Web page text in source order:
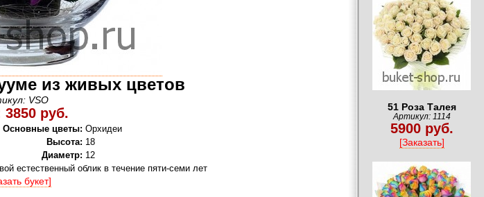
из живых цветов
VSO
3850 руб.
Основные цветы: Орхидеи
Высота: 18
Диаметр: 12
естественный облик в течение пяти-семи лет
букет]
51 Роза Талея
Артикул: 1114
5900 руб.
[Заказать]